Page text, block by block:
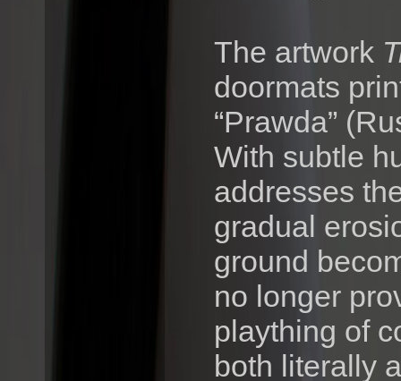
The artwork
doormats
“Prawda”
With subtle
addresses
gradual
ground
no longer
plaything of
both literally